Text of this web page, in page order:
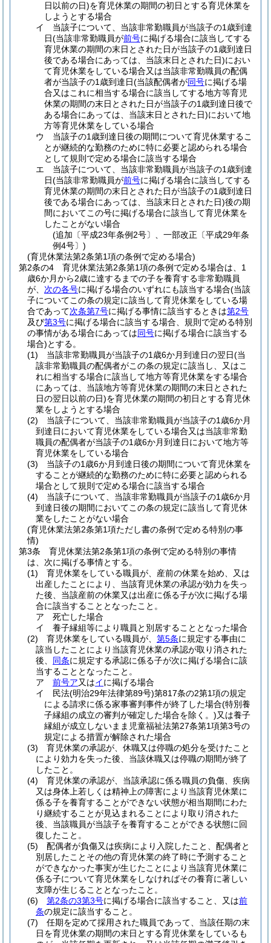
日以前の日)を育児休業の期間の初日とする育児休業を
しようとする場合
イ
当該子について、当該非常勤職員が当該子の1歳到達
日(当該非常勤職員が前号に掲げる場合に該当してする
育児休業の期間の末日とされた日が当該子の1歳到達日
後である場合にあっては、当該末日とされた日)におい
て育児休業をしている場合又は当該非常勤職員の配偶
者が当該子の1歳到達日(当該配偶者が同号に掲げる場
合又はこれに相当する場合に該当してする地方等育児
休業の期間の末日とされた日が当該子の1歳到達日後で
ある場合にあっては、当該末日とされた日)において地
方等育児休業をしている場合
ウ
当該子の1歳到達日後の期間について育児休業するこ
とが継続的な勤務のために特に必要と認められる場合
として規則で定める場合に該当する場合
エ
当該子について、当該非常勤職員が当該子の1歳到達
日(当該非常勤職員が前号に掲げる場合に該当してする
育児休業の期間の末日とされた日が当該子の1歳到達日
後である場合にあっては、当該末日とされた日)後の期
間においてこの号に掲げる場合に該当して育児休業を
したことがない場合
(追加〔平成23年条例2号〕、一部改正〔平成29年条
例4号〕)
(育児休業法第2条第1項の条例で定める場合)
第2条の4
育児休業法第2条第1項の条例で定める場合は、1
歳6か月から2歳に達するまでの子を養育する非常勤職員
が、 次の各号に掲げる場合のいずれにも該当する場合(当該
子についてこの条の規定に該当して育児休業をしている場
合であって次条第7号に掲げる事情に該当するときは第2号
及び第3号に掲げる場合に該当する場合、規則で定める特別
の事情がある場合にあっては同号に掲げる場合に該当する
場合)とする。
(1)
当該非常勤職員が当該子の1歳6か月到達日の翌日(当
該非常勤職員の配偶者がこの条の規定に該当し、又はこ
れに相当する場合に該当して地方等育児休業をする場合
にあっては、当該地方等育児休業の期間の末日とされた
日の翌日以前の日)を育児休業の期間の初日とする育児休
業をしようとする場合
(2)
当該子について、当該非常勤職員が当該子の1歳6か月
到達日において育児休業をしている場合又は当該非常勤
職員の配偶者が当該子の1歳6か月到達日において地方等
育児休業をしている場合
(3)
当該子の1歳6か月到達日後の期間について育児休業を
することが継続的な勤務のために特に必要と認められる
場合として規則で定める場合に該当する場合
(4)
当該子について、当該非常勤職員が当該子の1歳6か月
到達日後の期間においてこの条の規定に該当して育児休
業をしたことがない場合
(育児休業法第2条第1項ただし書の条例で定める特別の事
情)
第3条
育児休業法第2条第1項の条例で定める特別の事情
は、次に掲げる事情とする。
(1)
育児休業をしている職員が、産前の休業を始め、又は
出産したことにより、当該育児休業の承認が効力を失っ
た後、当該産前の休業又は出産に係る子が次に掲げる場
合に該当することとなったこと。
ア
死亡した場合
イ
養子縁組等により職員と別居することとなった場合
(2)
育児休業をしている職員が、 第5条に規定する事由に
該当したことにより当該育児休業の承認が取り消された
後、 同条に規定する承認に係る子が次に掲げる場合に該
当することとなったこと。
ア
前号ア又はイに掲げる場合
イ
民法(明治29年法律第89号)第817条の2第1項の規定
による請求に係る家事審判事件が終了した場合(特別養
子縁組の成立の審判が確定した場合を除く。)又は養子
縁組が成立しないまま児童福祉法第27条第1項第3号の
規定による措置が解除された場合
(3)
育児休業の承認が、休職又は停職の処分を受けたこと
により効力を失った後、当該休職又は停職の期間が終了
したこと。
(4)
育児休業の承認が、当該承認に係る職員の負傷、疾病
又は身体上若しくは精神上の障害により当該育児休業に
係る子を養育することができない状態が相当期間にわた
り継続することが見込まれることにより取り消された
後、当該職員が当該子を養育することができる状態に回
復したこと。
(5)
配偶者が負傷又は疾病により入院したこと、配偶者と
別居したことその他の育児休業の終了時に予測すること
ができなかった事実が生じたことにより当該育児休業に
係る子について育児休業をしなければその養育に著しい
支障が生じることとなったこと。
(6)
第2条の3第3号に掲げる場合に該当すること、又は前
条の規定に該当すること。
(7)
任期を定めて採用された職員であって、当該任期の末
日を育児休業の期間の末日とする育児休業をしているも